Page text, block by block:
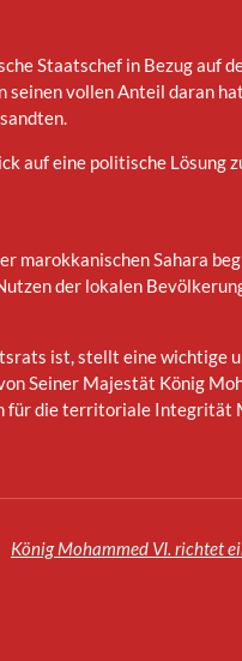
Staatschef in Bezug auf
vollen Anteil daran
auf eine politische Lösung
marokkanischen Sahara
der lokalen
ist, stellt eine wichtige
Seiner Majestät König
für die territoriale Integrität